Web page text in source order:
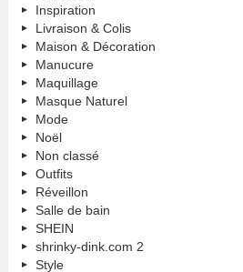
Inspiration
Livraison & Colis
Maison & Décoration
Manucure
Maquillage
Masque Naturel
Mode
Noël
Non classé
Outfits
Réveillon
Salle de bain
SHEIN
shrinky-dink.com 2
Style